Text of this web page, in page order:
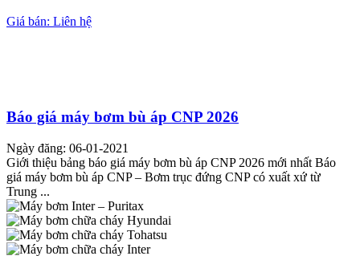
Giá bán: Liên hệ
Báo giá máy bơm bù áp CNP 2026
Ngày đăng: 06-01-2021
Giới thiệu bảng báo giá máy bơm bù áp CNP 2026 mới nhất Báo
giá máy bơm bù áp CNP – Bơm trục đứng CNP có xuất xứ từ
Trung ...